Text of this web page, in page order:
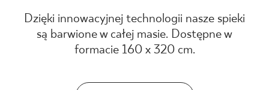
Dzięki innowacyjnej technologii nasze spieki
są barwione w całej masie. Dostępne w
formacie 160 x 320 cm.